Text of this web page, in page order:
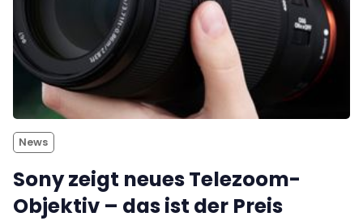
News
Sony zeigt neues Telezoom-
Objektiv – das ist der Preis